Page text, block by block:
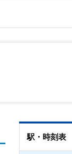
駅・時刻表